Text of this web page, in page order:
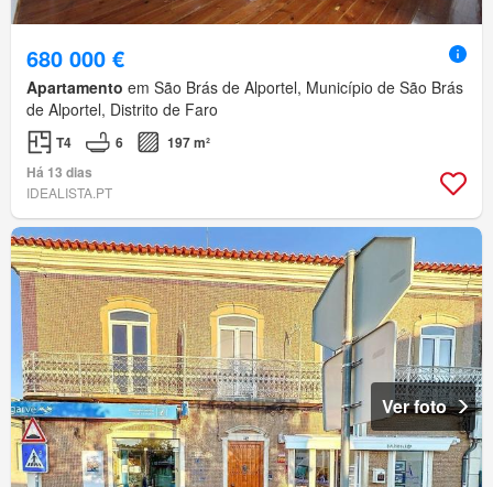
680 000 €
Apartamento em São Brás de Alportel, Município de São Brás
de Alportel, Distrito de Faro
T4 6
197 m²
Há 13 dias
IDEALISTA.PT
Ver foto